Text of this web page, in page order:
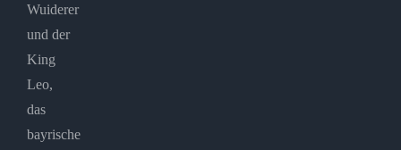
Wuiderer
und der
King
Leo,
das
bayrische